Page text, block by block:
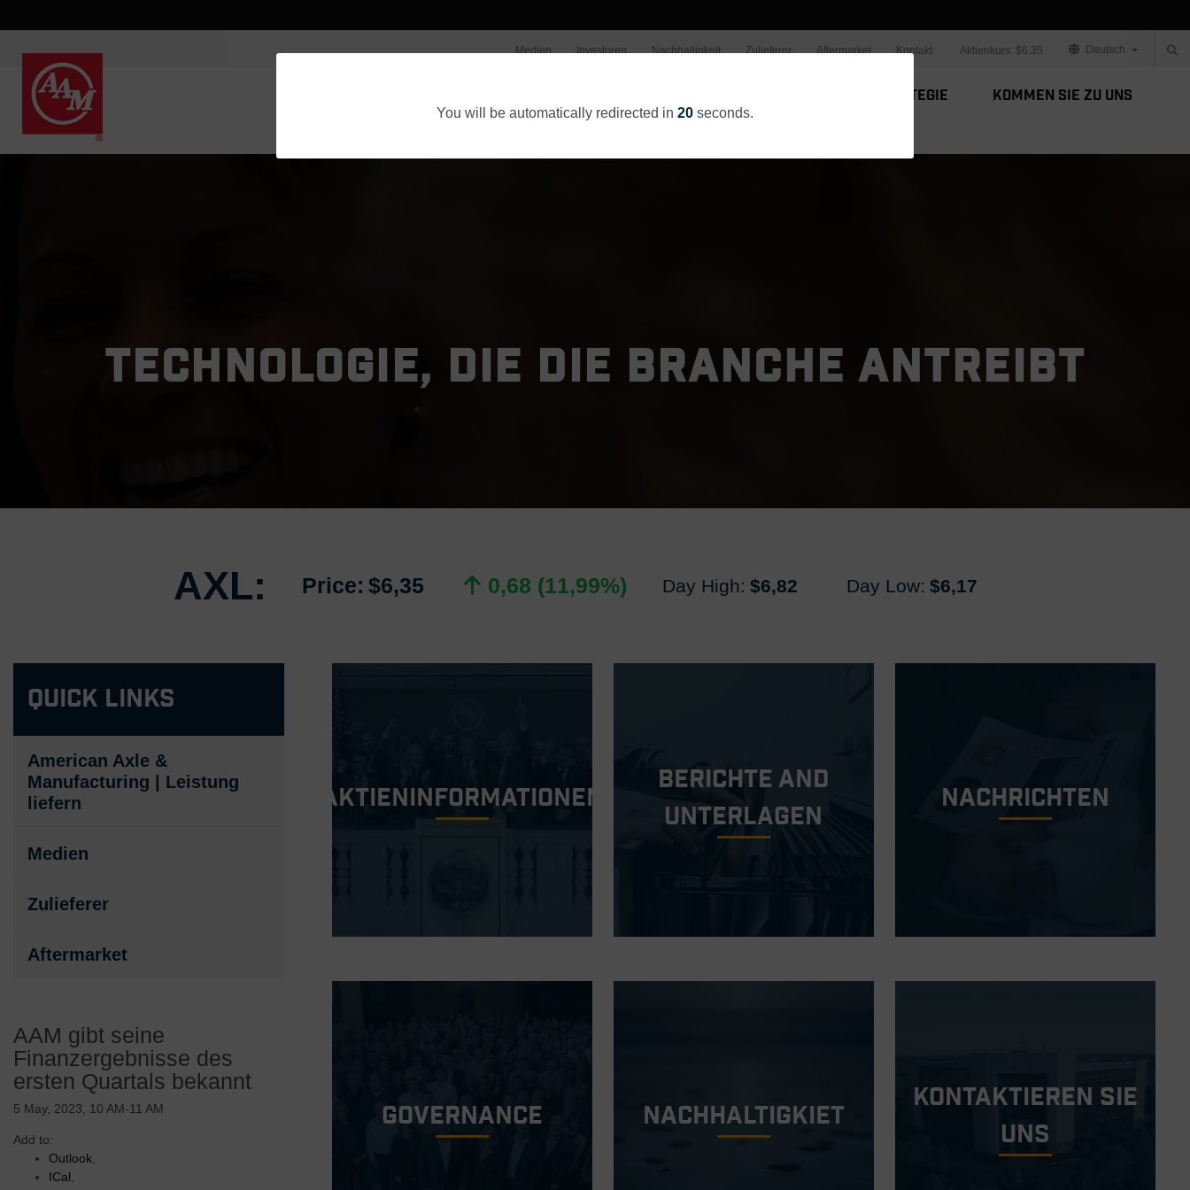
You will be automatically redirected in 20 seconds.
Medien Investoren Nachhaltigkeit Zulieferer Aftermarket Kontakt Aktienkurs: $6.35 Deutsch
Unsere Strategie Kommen Sie zu uns
TECHNOLOGIE, DIE DIE BRANCHE ANTREIBT
AXL: Price: $6,35 0,68 (11,99%) Day High: $6,82 Day Low: $6,17
Quick Links
American Axle &
Manufacturing | Leistung
liefern
Medien
Zulieferer
Aftermarket
AAM gibt seine
Finanzergebnisse des
ersten Quartals bekannt
5 May, 2023, 10 AM-11 AM
Add to:
Outlook
ICal
Aktieninformationen
Berichte and
Unterlagen
Nachrichten
Governance Nachhaltigkiet
Kontaktieren Sie
Uns